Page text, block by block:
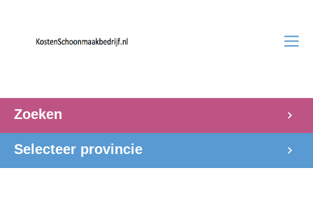
Zoeken
Selecteer provincie